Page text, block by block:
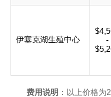
伊塞克湖生殖中心
-
费用说明 ：以上价格